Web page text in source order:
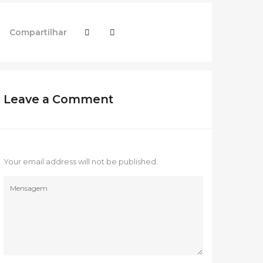
Compartilhar
Leave a Comment
Your email address will not be published.